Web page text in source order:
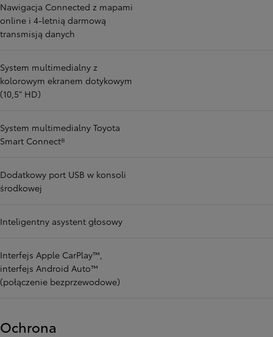
Nawigacja Connected z mapami
online i 4-letnią darmową
transmisją danych
System multimedialny z
kolorowym ekranem dotykowym
(10,5" HD)
System multimedialny Toyota
Smart Connect®
Dodatkowy port USB w konsoli
środkowej
Inteligentny asystent głosowy
Interfejs Apple CarPlay™,
interfejs Android Auto™
(połączenie bezprzewodowe)
Ochrona